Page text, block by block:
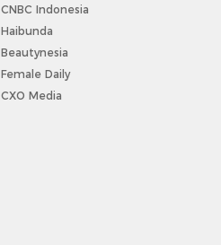
CNBC Indonesia
Haibunda
Beautynesia
Female Daily
CXO Media